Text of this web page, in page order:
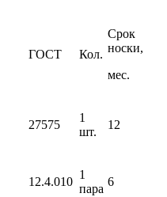
ГОСТ Кол.
Срок
носки,
мес.
27575
1
шт.
12
12.4.010
1
пара
6